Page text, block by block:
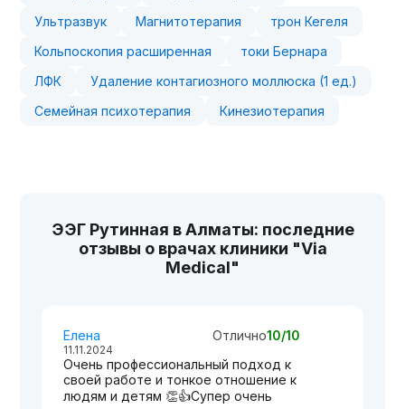
Ультразвук
Магнитотерапия
трон Кегеля
Кольпоскопия расширенная
токи Бернара
ЛФК
Удаление контагиозного моллюска (1 ед.)
Семейная психотерапия
Кинезиотерапия
ЭЭГ Рутинная в Алматы: последние
отзывы о врачах клиники "Via
Medical"
Елена Отлично10/10
11.11.2024
Очень профессиональный подход к
своей работе и тонкое отношение к
людям и детям 👏👍Супер очень